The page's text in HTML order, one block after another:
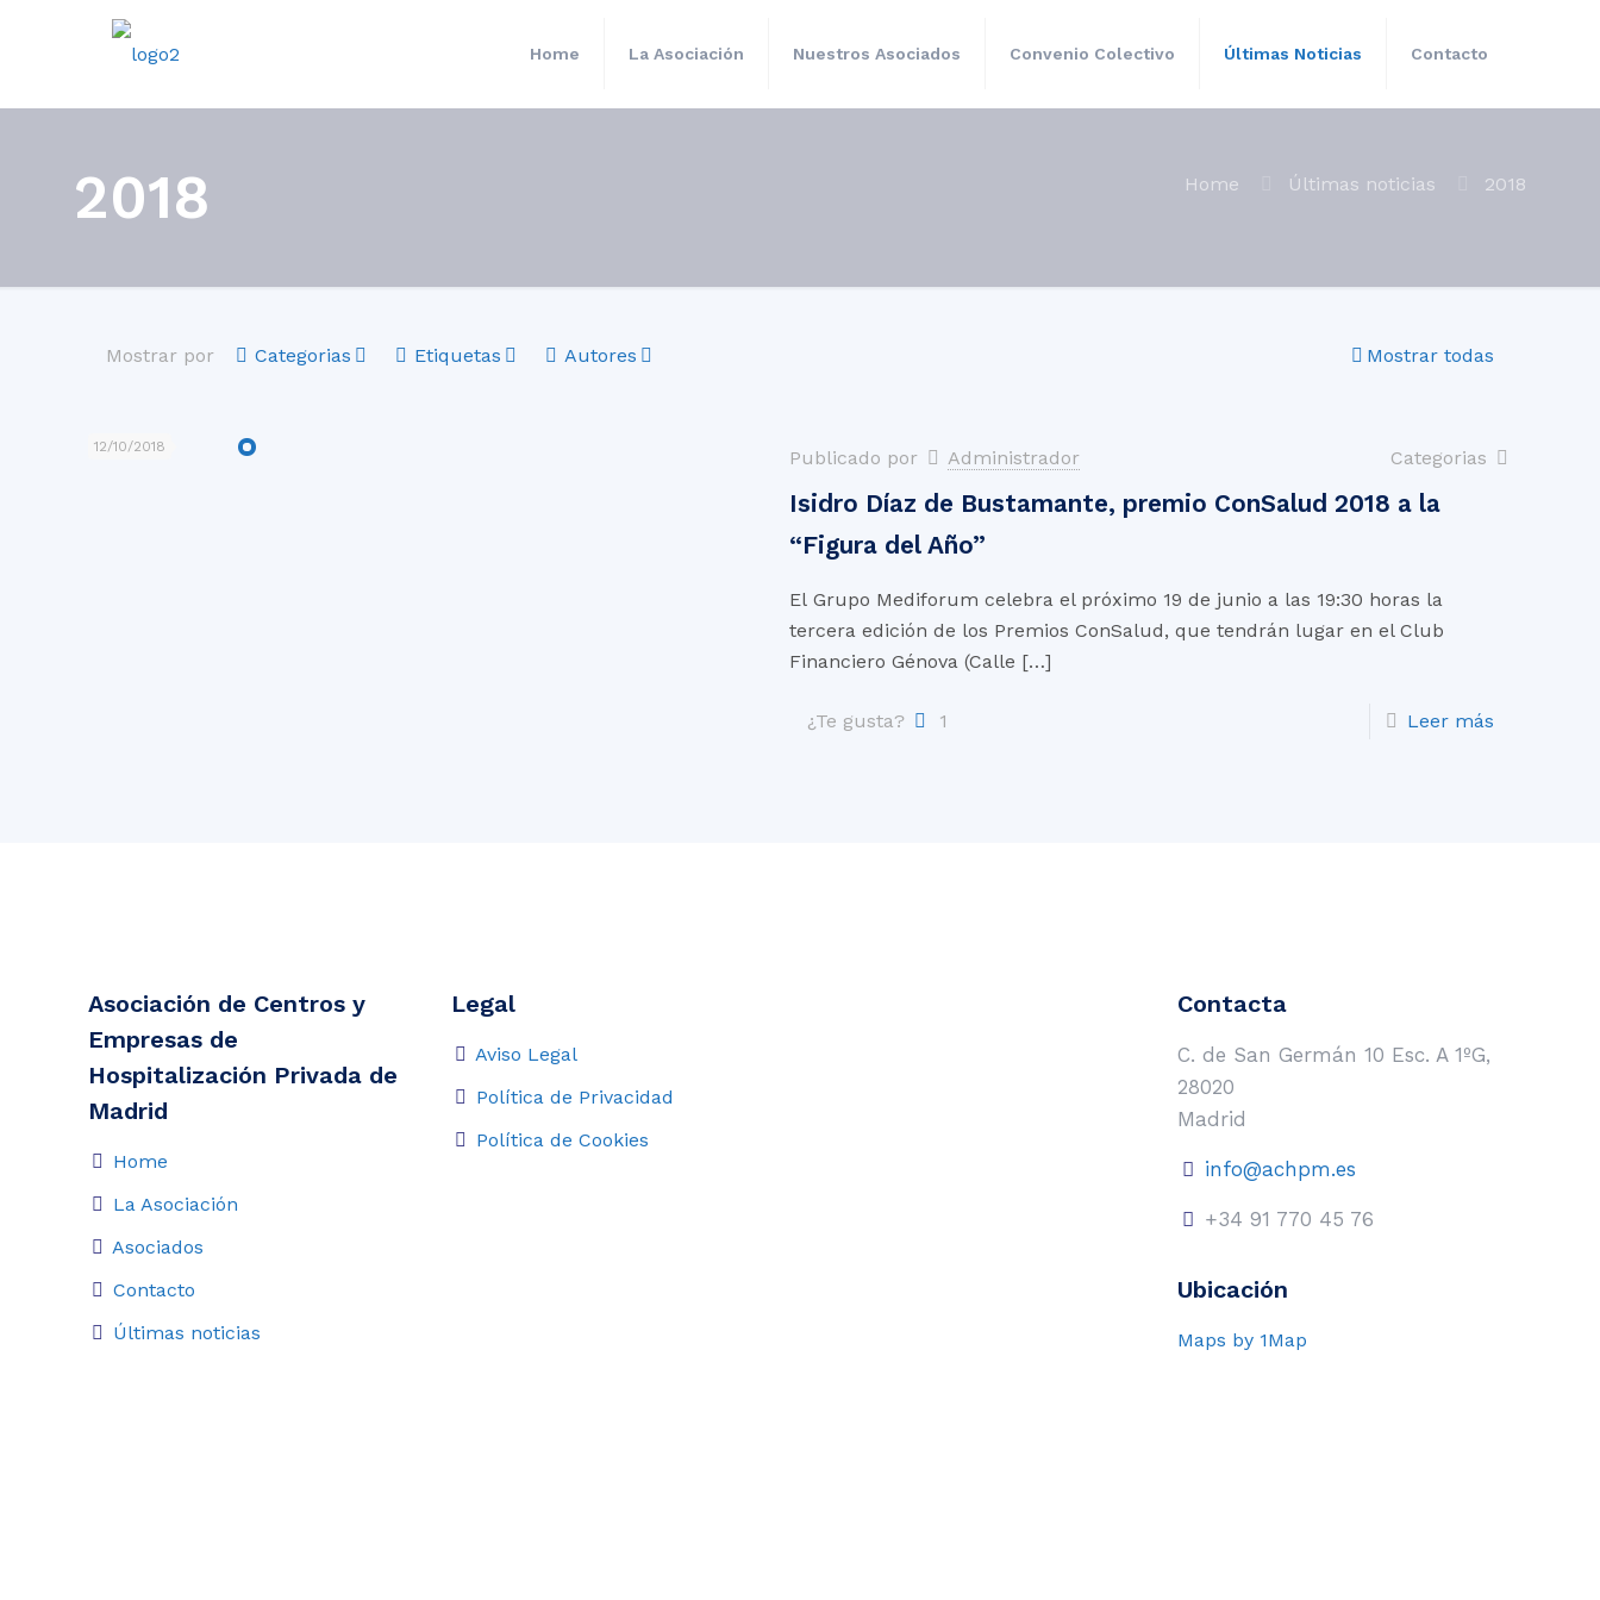
Home La Asociación Nuestros Asociados Convenio Colectivo Últimas Noticias Contacto
2018 Home Últimas noticias 2018
Mostrar por Categorias Etiquetas Autores Mostrar todas
12/10/2018 Publicado por Administrador Categorias
Isidro Díaz de Bustamante, premio ConSalud 2018 a la
“Figura del Año”
El Grupo Mediforum celebra el próximo 19 de junio a las 19:30 horas la
tercera edición de los Premios ConSalud, que tendrán lugar en el Club
Financiero Génova (Calle […]
¿Te gusta? 1 Leer más
Asociación de Centros y
Empresas de
Hospitalización Privada de
Madrid
Home
La Asociación
Asociados
Contacto
Últimas noticias
Legal
Aviso Legal
Política de Privacidad
Política de Cookies
Contacta
C. de San Germán 10 Esc. A 1ºG,
28020
Madrid
info@achpm.es
+34 91 770 45 76
Ubicación
Maps by 1Map